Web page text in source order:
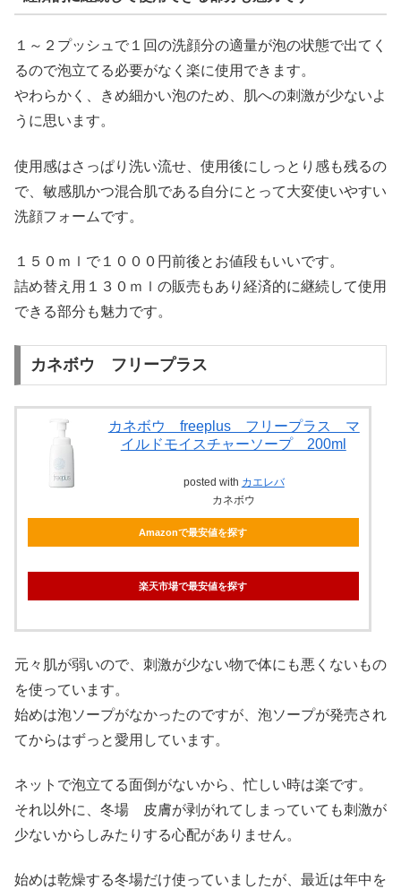
１～２プッシュで１回の洗顔分の適量が泡の状態で出てく
るので泡立てる必要がなく楽に使用できます。
やわらかく、きめ細かい泡のため、肌への刺激が少ないよ
うに思います。
使用感はさっぱり洗い流せ、使用後にしっとり感も残るの
で、敏感肌かつ混合肌である自分にとって大変使いやすい
洗顔フォームです。
１５０ｍｌで１０００円前後とお値段もいいです。
詰め替え用１３０ｍｌの販売もあり経済的に継続して使用
できる部分も魅力です。
カネボウ フリープラス
カネボウ freeplus フリープラス マ
イルドモイスチャーソープ 200ml
posted with カエレバ
カネボウ
Amazonで最安値を探す
楽天市場で最安値を探す
元々肌が弱いので、刺激が少ない物で体にも悪くないもの
を使っています。
始めは泡ソープがなかったのですが、泡ソープが発売され
てからはずっと愛用しています。
ネットで泡立てる面倒がないから、忙しい時は楽です。
それ以外に、冬場 皮膚が剥がれてしまっていても刺激が
少ないからしみたりする心配がありません。
始めは乾燥する冬場だけ使っていましたが、最近は年中を